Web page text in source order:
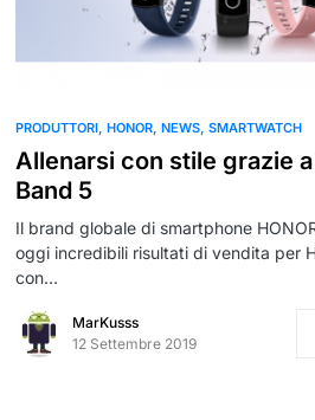
PRODUTTORI HONOR NEWS SMARTWATCH
Allenarsi con stile grazie
Band 5
Il brand globale di smartphone
oggi incredibili risultati di vendita per
con…
MarKusss
12 Settembre 2019